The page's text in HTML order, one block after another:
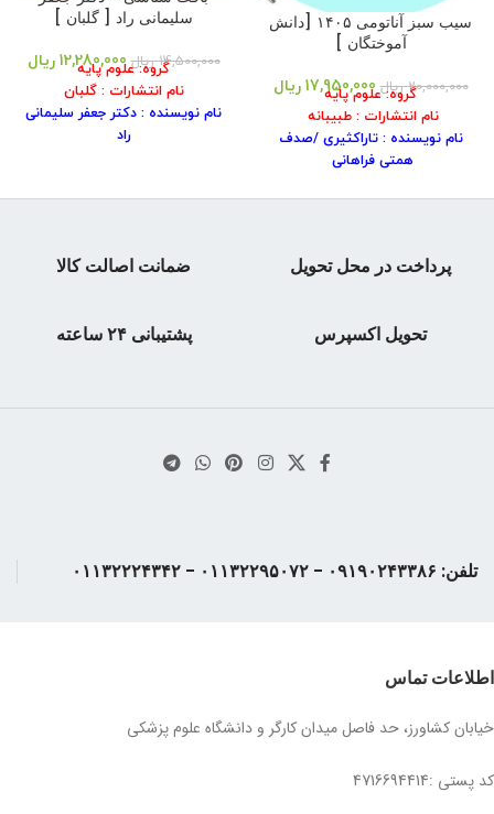
سیب سبز آناتومی ۱۴۰۵ [دانش
آموختگان ]
20,000,000 ریال 17,950,000 ریال
گروه: علوم پایه
نام انتشارات : طبیبانه
نام نویسنده : تاراکثیری /صدف
همتی فراهانی
سال انتشار :۱۴۰۴
قطع : رحلی
سلیمانی راد [ گلبان ]
14,500,000 ریال 12,280,000 ریال
گروه: علوم پایه
نام انتشارات : گلبان
نام نویسنده : دکتر جعفر سلیمانی
راد
سال انتشار : ۱۳۹۷
تعداد صفحات :۳۵۱
ضمانت اصالت کالا پرداخت در محل تحویل
پشتیبانی ۲۴ ساعته تحویل اکسپرس
تلفن: ۰۹۱۹۰۲۴۳۳۸۶ - ۰۱۱۳۲۲۹۵۰۷۲ - ۰۱۱۳۲۲۲۴۳۴۲
اطلاعات تماس
خیابان کشاورز، حد فاصل میدان کارگر و دانشگاه علوم پزشکی
کد پستی :4716694414